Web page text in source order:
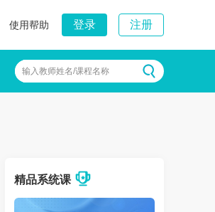
登录 注册
使用帮助
输入教师姓名/课程名称
精品系统课